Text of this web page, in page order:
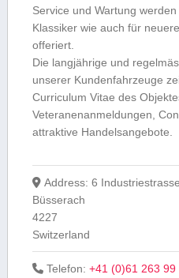
Service und Wartung
Klassiker wie auch für
offeriert.
Die langjährige und
unserer Kundenfahrzeuge
Curriculum Vitae des
Veteranenanmeldungen,
attraktive Handelsangebote.
Address:6 Industriestrasse
Büsserach
4227
Switzerland
Telefon:+41 (0)61 263 99